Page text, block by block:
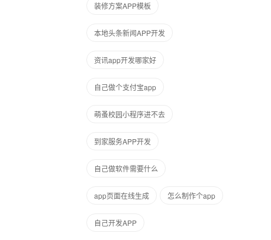
装修方案APP模板
本地头条新闻APP开发
资讯app开发哪家好
自己做个支付宝app
萌蚤校园小程序进不去
到家服务APP开发
自己做软件需要什么
app页面在线生成 怎么制作个app
自己开发APP